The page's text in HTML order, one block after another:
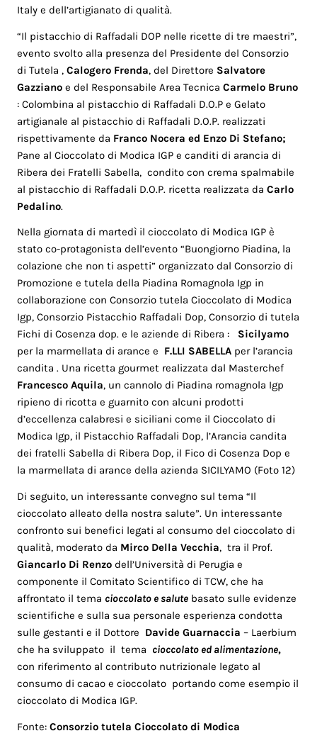
Italy e dell’artigianato di qualità.
“Il pistacchio di Raffadali DOP nelle ricette di tre maestri”,
evento svolto alla presenza del Presidente del Consorzio
di Tutela ,Calogero Frenda, del Direttore Salvatore
Gazziano e del Responsabile Area TecnicaCarmelo Bruno
: Colombina al pistacchio di Raffadali D.O.P e Gelato
artigianale al pistacchio di Raffadali D.O.P. realizzati
rispettivamente da Franco Nocera ed Enzo Di Stefano;
Pane al Cioccolato di Modica IGP e canditi di arancia di
Ribera dei Fratelli Sabella, condito con crema spalmabile
al pistacchio di Raffadali D.O.P. ricetta realizzata daCarlo
Pedalino.
Nella giornata di martedì il cioccolato di Modica IGP è
stato co-protagonista dell’evento “Buongiorno Piadina, la
colazione che non ti aspetti” organizzato dal Consorzio di
Promozione e tutela della Piadina Romagnola Igp in
collaborazione con Consorzio tutela Cioccolato di Modica
Igp, Consorzio Pistacchio Raffadali Dop, Consorzio di tutela
Fichi di Cosenza dop. e le aziende di Ribera :
Sicilyamo
per la marmellata di arance e F.LLI SABELLA per l’arancia
candita . Una ricetta gourmet realizzata dal Masterchef
Francesco Aquila, un cannolo di Piadina romagnola Igp
ripieno di ricotta e guarnito con alcuni prodotti
d’eccellenza calabresi e siciliani come il Cioccolato di
Modica Igp, il Pistacchio Raffadali Dop, l’Arancia candita
dei fratelli Sabella di Ribera Dop, il Fico di Cosenza Dop e
la marmellata di arance della azienda SICILYAMO (Foto 12)
Di seguito, un interessante convegno sul tema “Il
cioccolato alleato della nostra salute”. Un interessante
confronto sui benefici legati al consumo del cioccolato di
qualità, moderato da Mirco Della Vecchia, tra il Prof.
Giancarlo Di Renzo dell’Università di Perugia e
componente il Comitato Scientifico di TCW, che ha
affrontato il tema cioccolato e salute basato sulle evidenze
scientifiche e sulla sua personale esperienza condotta
sulle gestanti e il Dottore Davide Guarnaccia– Laerbium
che ha sviluppato il tema cioccolato ed alimentazione,
con riferimento al contributo nutrizionale legato al
consumo di cacao e cioccolato portando come esempio il
cioccolato di Modica IGP.
Fonte:Consorzio tutela Cioccolato di Modica